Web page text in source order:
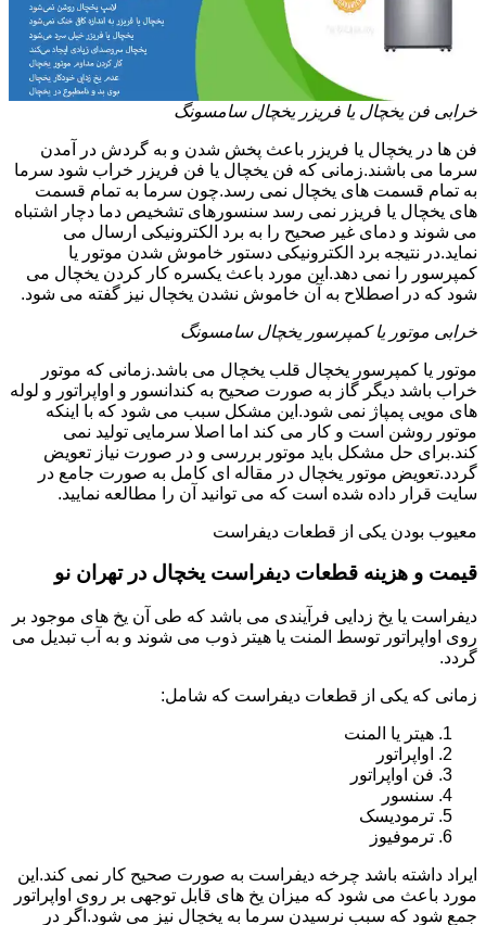
خرابی فن یخچال یا فریزر یخچال سامسونگ
فن ها در یخچال یا فریزر باعث پخش شدن و به گردش در آمدن
سرما می باشند.زمانی که فن یخچال یا فن فریزر خراب شود سرما
به تمام قسمت های یخچال نمی رسد.چون سرما به تمام قسمت
های یخچال یا فریزر نمی رسد سنسورهای تشخیص دما دچار اشتباه
می شوند و دمای غیر صحیح را به برد الکترونیکی ارسال می
نماید.در نتیجه برد الکترونیکی دستور خاموش شدن موتور یا
کمپرسور را نمی دهد.این مورد باعث یکسره کار کردن یخچال می
شود که در اصطلاح به آن خاموش نشدن یخچال نیز گفته می شود.
خرابی موتور یا کمپرسور یخچال سامسونگ
موتور یا کمپرسور یخچال قلب یخچال می باشد.زمانی که موتور
خراب باشد دیگر گاز به صورت صحیح به کندانسور و اواپراتور و لوله
های مویی پمپاژ نمی شود.این مشکل سبب می شود که با اینکه
موتور روشن است و کار می کند اما اصلا سرمایی تولید نمی
کند.برای حل مشکل باید موتور بررسی و در صورت نیاز تعویض
گردد.تعویض موتور یخچال در مقاله ای کامل به صورت جامع در
سایت قرار داده شده است که می توانید آن را مطالعه نمایید.
معیوب بودن یکی از قطعات دیفراست
قیمت و هزینه قطعات دیفراست یخچال در تهران نو
دیفراست یا یخ زدایی فرآیندی می باشد که طی آن یخ های موجود بر
روی اواپراتور توسط المنت یا هیتر ذوب می شوند و به آب تبدیل می
گردد.
زمانی که یکی از قطعات دیفراست که شامل:
هیتر یا المنت
اواپراتور
فن اواپراتور
سنسور
ترمودیسک
ترموفیوز
ایراد داشته باشد چرخه دیفراست به صورت صحیح کار نمی کند.این
مورد باعث می شود که میزان یخ های قابل توجهی بر روی اواپراتور
جمع شود که سبب نرسیدن سرما به یخچال نیز می شود.اگر در